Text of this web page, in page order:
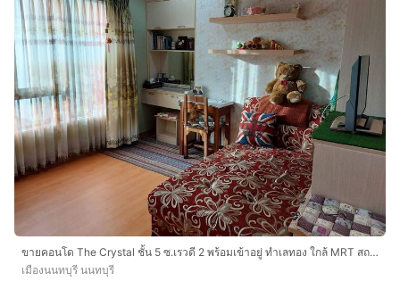
ขายคอนโด The Crystal ชั้น 5 ซ.เรวดี 2 พร้อมเข้าอยู่ ทำเลทอง ใกล้ MRT สถานีศูนย์ราชการนนทบุรี
เมืองนนทบุรี นนทบุรี